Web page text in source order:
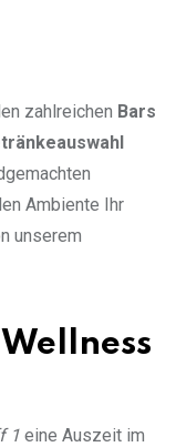
zahlreichen Bars
Ambiente Ihr
unserem
1 eine Auszeit im